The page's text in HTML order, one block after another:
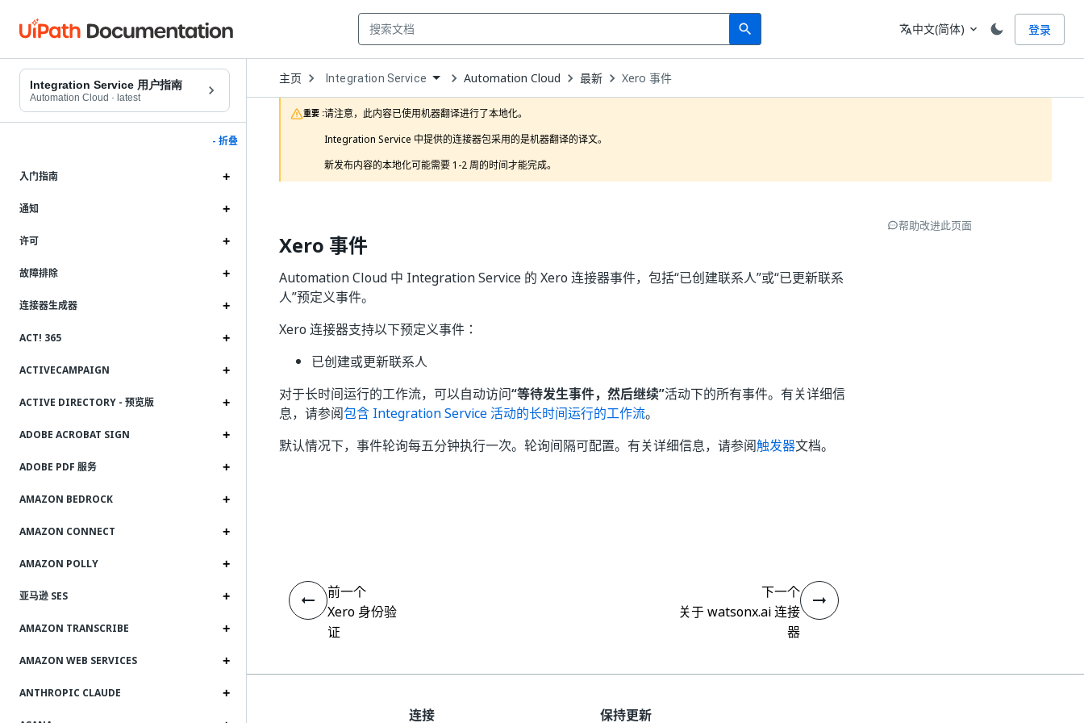
search
Search 语言
translate中文(简体) expand_more 登录
Integration Service 用户指南
Automation Cloud · latest
- 折叠
入门指南
通知
许可
故障排除
连接器生成器
ACT! 365
ACTIVECAMPAIGN
ACTIVE DIRECTORY - 预览版
ADOBE ACROBAT SIGN
ADOBE PDF 服务
AMAZON BEDROCK
AMAZON CONNECT
AMAZON POLLY
亚马逊 SES
AMAZON TRANSCRIBE
AMAZON WEB SERVICES
ANTHROPIC CLAUDE
主页 Open
Dropdown
to
choose
product
Integration Service Automation Cloud 最新 Xero 事件
重要 :请注意，此内容已使用机器翻译进行了本地化。
Integration Service 中提供的连接器包采用的是机器翻译的译文。
新发布内容的本地化可能需要 1-2 周的时间才能完成。
Xero 事件
Automation Cloud 中 Integration Service 的 Xero 连接器事件，包括“已创建联系人”或“已更新联系
人”预定义事件。
Xero 连接器支持以下预定义事件：
已创建或更新联系人
对于长时间运行的工作流，可以自动访问“等待发生事件，然后继续”活动下的所有事件。有关详细信
息，请参阅包含 Integration Service 活动的长时间运行的工作流。
默认情况下，事件轮询每五分钟执行一次。轮询间隔可配置。有关详细信息，请参阅触发器文档。
帮助改进此页面
前一个
Xero 身份验
证
下一个
关于 watsonx.ai 连接
器
连接 保持更新